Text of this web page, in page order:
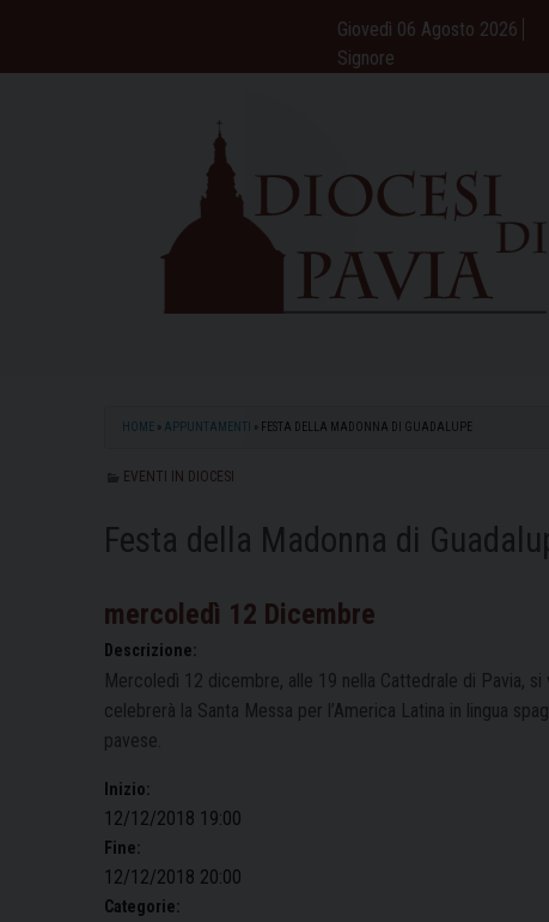
content
Giovedì 06 Agosto 2026
Signore
HOME » APPUNTAMENTI » FESTA DELLA MADONNA DI GUADALUPE
EVENTI IN DIOCESI
Festa della Madonna di
mercoledì 12 Dicembre
Descrizione:
Mercoledì 12 dicembre, alle 19 nella Cattedrale di Pavia,
celebrerà la Santa Messa per l’America Latina in lingua
pavese.
Inizio:
12/12/2018 19:00
Fine:
12/12/2018 20:00
Categorie: